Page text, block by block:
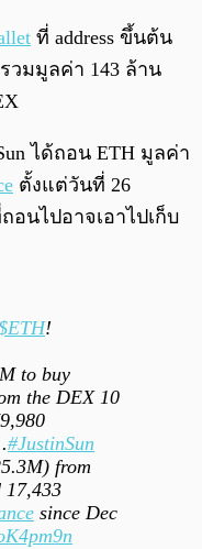
ที่ address ขึ้นต้น
วมมูลค่า 143 ล้าน
ได้ถอน ETH มูลค่า
ตั้งแต่วันที่ 26
นไปอาจเอาไปเก็บ
!
to buy
the DEX 10
#JustinSun
from
17,433
since Dec